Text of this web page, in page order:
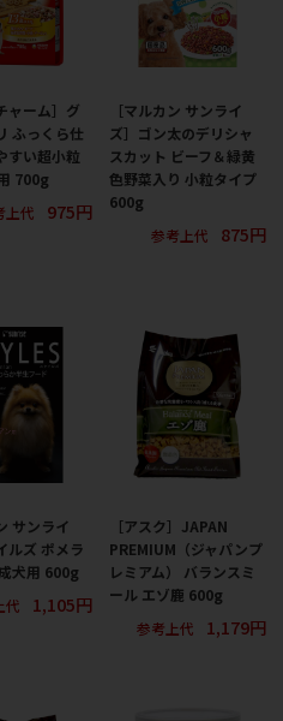
ャーム］グ
ふっくら仕
すい超小粒
700g
上代
975円
［マルカン サンライ
ズ］ゴン太のデリシャ
スカット ビーフ＆緑黄
色野菜入り 小粒タイプ
600g
参考上代
875円
サンライ
ルズ ポメラ
犬用 600g
代
1,105円
［アスク］JAPAN
PREMIUM（ジャパンプ
レミアム） バランスミ
ール エゾ鹿 600g
参考上代
1,179円